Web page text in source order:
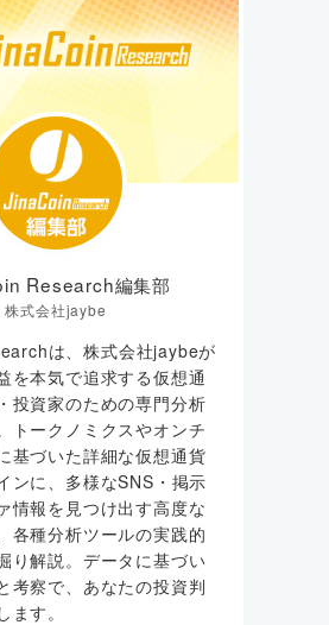
Research編集部
株式会社jaybe
は、株式会社jaybeが
を本気で追求する仮想通
投資家のための専門分析
トークノミクスやオンチ
基づいた詳細な仮想通貨
ンに、多様なSNS・掲示
情報を見つけ出す高度な
各種分析ツールの実践的
り解説。データに基づい
考察で、あなたの投資判
す。